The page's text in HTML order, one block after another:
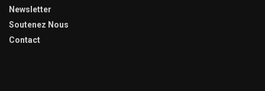
Newsletter
Soutenez Nous
Contact